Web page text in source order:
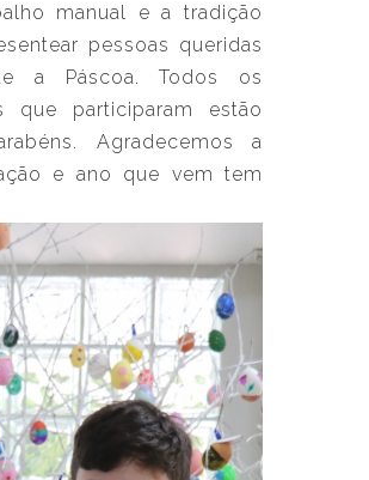
manual e a tradição
pessoas queridas
a Páscoa. Todos os
que participaram estão
Agradecemos a
e ano que vem tem